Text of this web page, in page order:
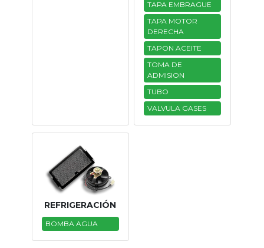
TAPA EMBRAGUE
TAPA MOTOR
DERECHA
TAPON ACEITE
TOMA DE
ADMISION
TUBO
VALVULA GASES
REFRIGERACIÓN
BOMBA AGUA